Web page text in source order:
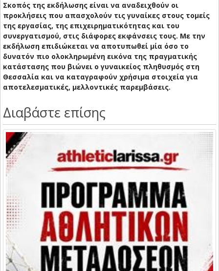
Σκοπός της εκδήλωσης είναι να αναδειχθούν οι
προκλήσεις που απασχολούν τις γυναίκες στους τομείς
της εργασίας, της επιχειρηματικότητας και του
συνεργατισμού, στις διάφορες εκφάνσεις τους. Με την
εκδήλωση επιδιώκεται να αποτυπωθεί μία όσο το
δυνατόν πιο ολοκληρωμένη εικόνα της πραγματικής
κατάστασης που βιώνει ο γυναικείος πληθυσμός στη
Θεσσαλία και να καταγραφούν χρήσιμα στοιχεία για
αποτελεσματικές, μελλοντικές παρεμβάσεις.
Διαβάστε επίσης